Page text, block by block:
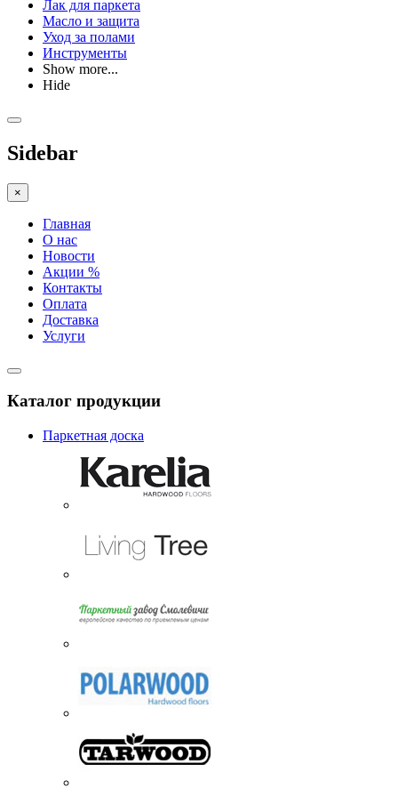
Лак для паркета
Масло и защита
Уход за полами
Инструменты
Show more...
Hide
Sidebar
×
Главная
О нас
Новости
Акции %
Контакты
Оплата
Доставка
Услуги
Каталог продукции
Паркетная доска